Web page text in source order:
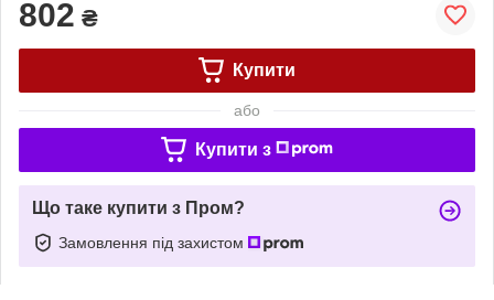
802 ₴
Купити
або
Купити з
Що таке купити з Пром?
Замовлення під захистом